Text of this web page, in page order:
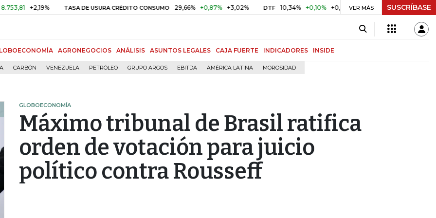
+2,19% TASA DE USURA CRÉDITO CONSUMO 29,66% +0,87% +3,02% DTF 10,34% +0,10% +0,98% UVR $ 416,86 +$ 0,05
VER MÁS SUSCRÍBASE
AGRONEGOCIOS ANÁLISIS ASUNTOS LEGALES CAJA FUERTE INDICADORES INSIDE
CARBÓN VENEZUELA PETRÓLEO GRUPO ARGOS EBITDA AMÉRICA LATINA MOROSIDAD
GLOBOECONOMÍA
Máximo tribunal de Brasil ratifica
orden de votación para juicio
político contra Rousseff